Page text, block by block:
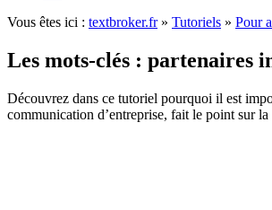
Vous êtes ici : textbroker.fr» Tutoriels » Pour
Les mots-clés : partenaires
Découvrez dans ce tutoriel pourquoi il est
communication d’entreprise, fait le point sur